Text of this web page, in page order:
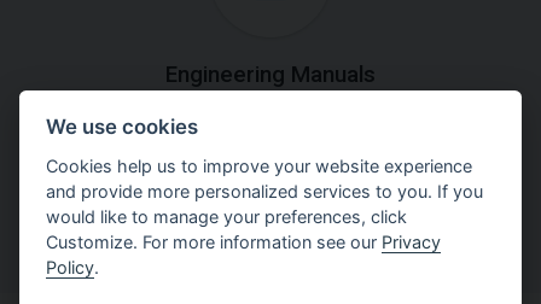
Engineering Manuals
Step by steps guides on how
to solve a specific tasks.
We use cookies
Cookies help us to improve your website experience
and provide more personalized services to you. If you
would like to manage your preferences, click
Customize. For more information see our Privacy
Policy.